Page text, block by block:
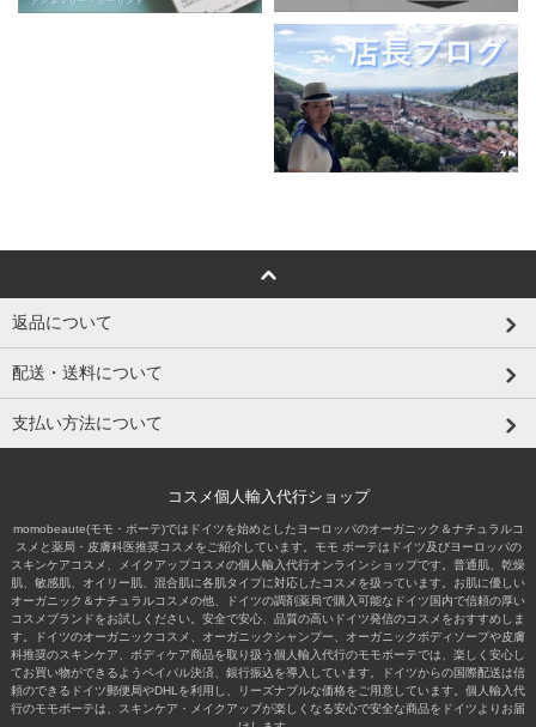
返品について
配送・送料について
支払い方法について
コスメ個人輸入代行ショップ
momobeaute(モモ・ボーテ)ではドイツを始めとしたヨーロッパのオーガニック＆ナチュラルコ
スメと薬局・皮膚科医推奨コスメをご紹介しています。モモ ボーテはドイツ及びヨーロッパの
スキンケアコスメ、メイクアップコスメの個人輸入代行オンラインショップです。普通肌、乾燥
肌、敏感肌、オイリー肌、混合肌に各肌タイプに対応したコスメを扱っています。お肌に優しい
オーガニック＆ナチュラルコスメの他、ドイツの調剤薬局で購入可能なドイツ国内で信頼の厚い
コスメブランドをお試しください。安全で安心、品質の高いドイツ発信のコスメをおすすめしま
す。ドイツのオーガニックコスメ、オーガニックシャンプー、オーガニックボディソープや皮膚
科推奨のスキンケア、ボディケア商品を取り扱う個人輸入代行のモモボーテでは、楽しく安心し
てお買い物ができるようペイパル決済、銀行振込を導入しています。ドイツからの国際配送は信
頼のできるドイツ郵便局やDHLを利用し、リーズナブルな価格をご用意しています。個人輸入代
行のモモボーテは、スキンケア・メイクアップが楽しくなる安心で安全な商品をドイツよりお届